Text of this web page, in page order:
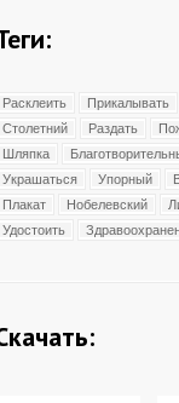
Расклеить
Прикалывать
Столетний
Раздать
Шляпка
Украшаться
Упорный
Плакат
Нобелевский
Удостоить